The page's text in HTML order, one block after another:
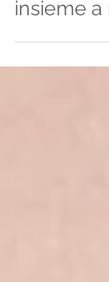
Seno.
insieme a